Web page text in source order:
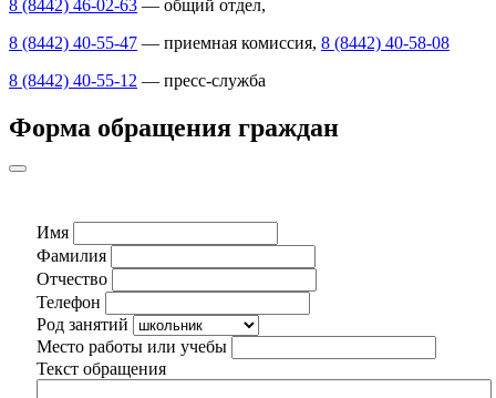
8 (8442) 46-02-63 — общий отдел,
8 (8442) 40-55-47 — приемная комиссия, 8 (8442) 40-58-08
8 (8442) 40-55-12 — пресс-служба
Форма обращения граждан
Имя
Фамилия
Отчество
Телефон
Род занятий
Место работы или учебы
Текст обращения